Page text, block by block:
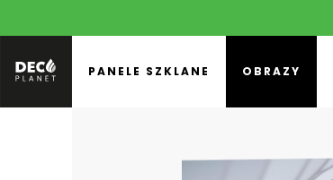
PANELE SZKLANE OBRAZY